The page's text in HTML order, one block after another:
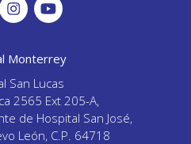
Monterrey
San Lucas
2565 Ext 205-A,
de Hospital San José,
León, C.P. 64718